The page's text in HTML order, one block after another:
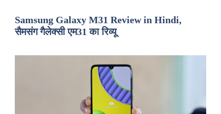
Samsung Galaxy M31 Review in Hindi,
सैमसंग गैलेक्सी एम31 का रिव्यू